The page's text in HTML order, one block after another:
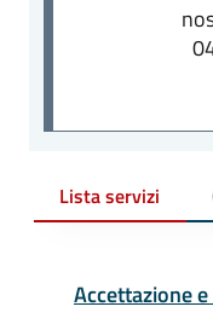
Lista servizi
Accettazione